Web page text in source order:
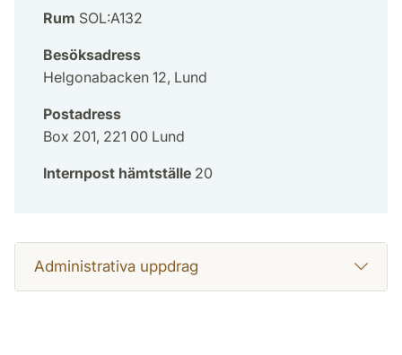
Rum SOL:A132
Besöksadress
Helgonabacken 12, Lund
Postadress
Box 201, 221 00 Lund
Internpost hämtställe 20
Administrativa uppdrag